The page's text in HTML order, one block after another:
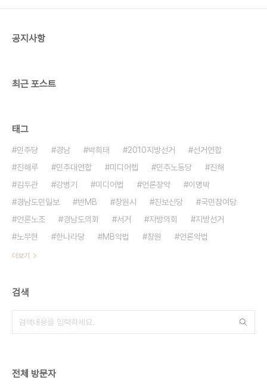
니다. 그는 이어 네 손가락을 펴보이며 "4%로는 부
공지사항
최근 포스트
태그
민주당 경남 박희태 2010지방선거
선거연합
진해루
민주대연합 미디어렙 민주노동당
진해
김두관
강병기 미디어법 언론장악
이명박
경남도민일보
반MB 창원시 진보신당
국민참여당
언론노조
경남도의회 서거 지방의회
지방선거
노무현
한나라당 MB악법 창원 언론악법
더보기
검색
전체 방문자